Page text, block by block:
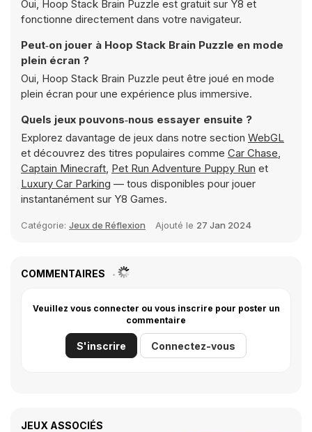
Oui, Hoop Stack Brain Puzzle est gratuit sur Y8 et
fonctionne directement dans votre navigateur.
Peut‑on jouer à Hoop Stack Brain Puzzle en mode
plein écran ?
Oui, Hoop Stack Brain Puzzle peut être joué en mode
plein écran pour une expérience plus immersive.
Quels jeux pouvons‑nous essayer ensuite ?
Explorez davantage de jeux dans notre section WebGL
et découvrez des titres populaires comme Car Chase,
Captain Minecraft, Pet Run Adventure Puppy Run et
Luxury Car Parking — tous disponibles pour jouer
instantanément sur Y8 Games.
Catégorie: Jeux de Réflexion Ajouté le 27 Jan 2024
COMMENTAIRES
Veuillez vous connecter ou vous inscrire pour poster un
commentaire
S'inscrire Connectez-vous
JEUX ASSOCIÉS